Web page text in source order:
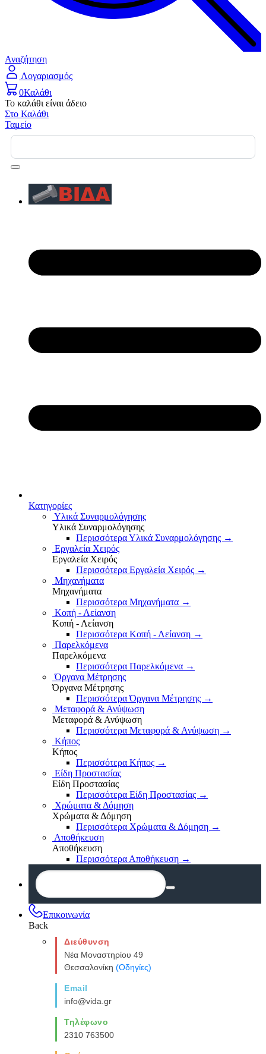
Αναζήτηση
Λογαριασμός
0Καλάθι
Το καλάθι είναι άδειο
Στο Καλάθι
Ταμείο
Κατηγορίες
Υλικά Συναρμολόγησης
Υλικά Συναρμολόγησης
Περισσότερα Υλικά Συναρμολόγησης →
Εργαλεία Χειρός
Εργαλεία Χειρός
Περισσότερα Εργαλεία Χειρός →
Μηχανήματα
Μηχανήματα
Περισσότερα Μηχανήματα →
Κοπή - Λείανση
Κοπή - Λείανση
Περισσότερα Κοπή - Λείανση →
Παρελκόμενα
Παρελκόμενα
Περισσότερα Παρελκόμενα →
Όργανα Μέτρησης
Όργανα Μέτρησης
Περισσότερα Όργανα Μέτρησης →
Μεταφορά & Ανύψωση
Μεταφορά & Ανύψωση
Περισσότερα Μεταφορά & Ανύψωση →
Κήπος
Κήπος
Περισσότερα Κήπος →
Είδη Προστασίας
Είδη Προστασίας
Περισσότερα Είδη Προστασίας →
Χρώματα & Δόμηση
Χρώματα & Δόμηση
Περισσότερα Χρώματα & Δόμηση →
Αποθήκευση
Αποθήκευση
Περισσότερα Αποθήκευση →
Επικοινωνία
Back
Διεύθυνση
Νέα Μοναστηρίου 49
Θεσσαλονίκη (Οδηγίες)
Email
info@vida.gr
Τηλέφωνο
2310 763500